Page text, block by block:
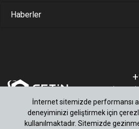
Haberler
İnternet sitemizde performansı
deneyiminizi geliştirmek için
kullanılmaktadır. Sitemizde